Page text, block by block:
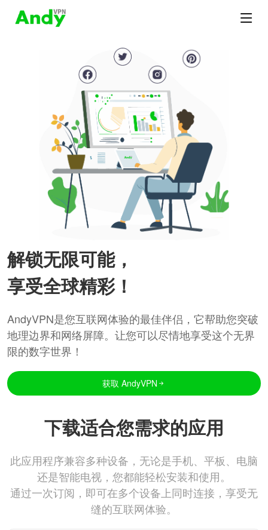
解锁无限可能，
享受全球精彩！
AndyVPN是您互联网体验的最佳伴侣，它帮助您突破
地理边界和网络屏障。让您可以尽情地享受这个无界
限的数字世界！
获取 AndyVPN
下载适合您需求的应用
此应用程序兼容多种设备，无论是手机、平板、电脑
还是智能电视，您都能轻松安装和使用。
通过一次订阅，即可在多个设备上同时连接，享受无
缝的互联网体验。